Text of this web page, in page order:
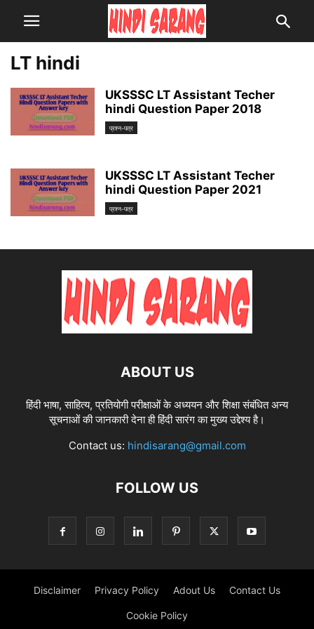
LT hindi
UKSSSC LT Assistant Techer
hindi Question Paper 2018
प्रश्न-पत्र
UKSSSC LT Assistant Techer
hindi Question Paper 2021
प्रश्न-पत्र
ABOUT US
हिंदी भाषा, साहित्य, प्रतियोगी परीक्षाओं के अध्ययन और शिक्षा संबंधित अन्य
सूचनाओं की जानकारी देना ही हिंदी सारंग का मुख्य उद्देश्य है।
Contact us: hindisarang@gmail.com
FOLLOW US
Disclaimer Privacy Policy Adout Us Contact Us
Cookie Policy